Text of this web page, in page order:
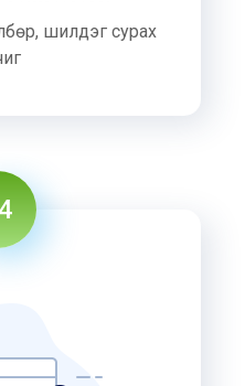
шилдэг сурах